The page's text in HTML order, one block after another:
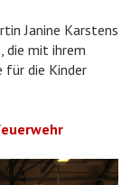
Janine Karstens
die mit ihrem
für die Kinder